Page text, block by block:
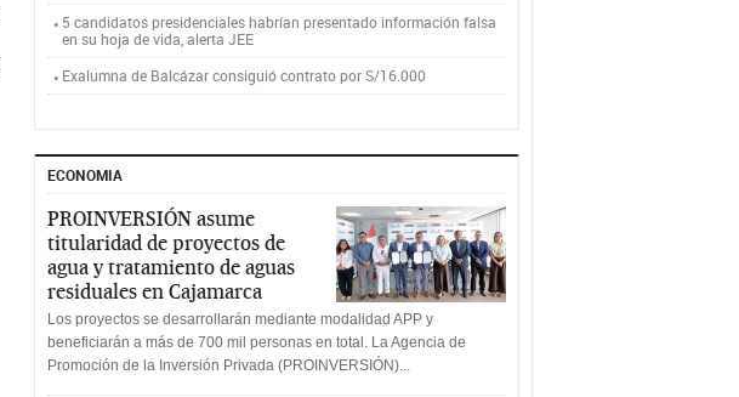
5 candidatos presidenciales habrían presentado información falsa
en su hoja de vida, alerta JEE
Exalumna de Balcázar consiguió contrato por S/16.000
ECONOMIA
PROINVERSIÓN asume
titularidad de proyectos de
agua y tratamiento de aguas
residuales en Cajamarca
Los proyectos se desarrollarán mediante modalidad APP y
beneficiarán a más de 700 mil personas en total. La Agencia de
Promoción de la Inversión Privada (PROINVERSIÓN)...